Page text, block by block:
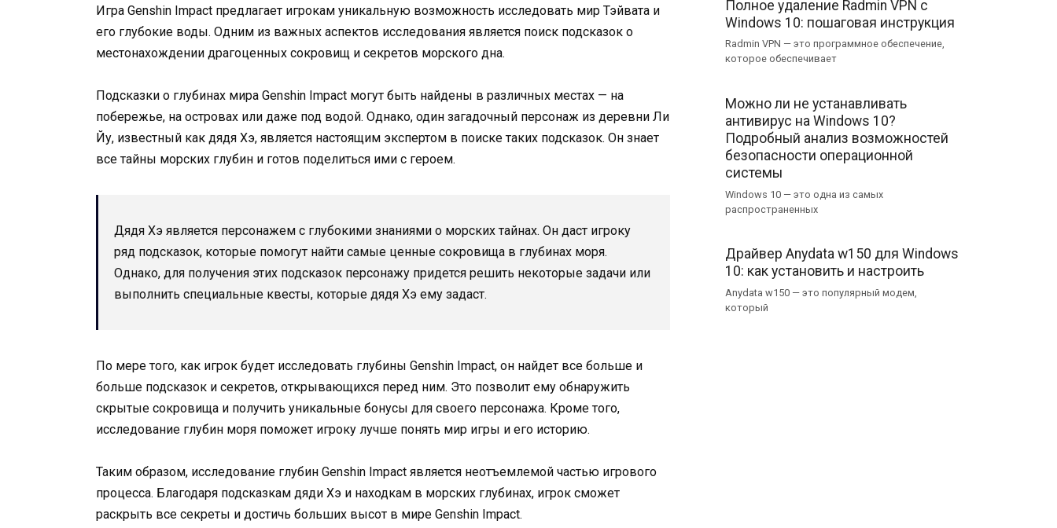
Игра Genshin Impact предлагает игрокам уникальную возможность исследовать мир Тэйвата и
его глубокие воды. Одним из важных аспектов исследования является поиск подсказок о
местонахождении драгоценных сокровищ и секретов морского дна.
Подсказки о глубинах мира Genshin Impact могут быть найдены в различных местах — на
побережье, на островах или даже под водой. Однако, один загадочный персонаж из деревни Ли
Йу, известный как дядя Хэ, является настоящим экспертом в поиске таких подсказок. Он знает
все тайны морских глубин и готов поделиться ими с героем.
Дядя Хэ является персонажем с глубокими знаниями о морских тайнах. Он даст игроку
ряд подсказок, которые помогут найти самые ценные сокровища в глубинах моря.
Однако, для получения этих подсказок персонажу придется решить некоторые задачи или
выполнить специальные квесты, которые дядя Хэ ему задаст.
По мере того, как игрок будет исследовать глубины Genshin Impact, он найдет все больше и
больше подсказок и секретов, открывающихся перед ним. Это позволит ему обнаружить
скрытые сокровища и получить уникальные бонусы для своего персонажа. Кроме того,
исследование глубин моря поможет игроку лучше понять мир игры и его историю.
Таким образом, исследование глубин Genshin Impact является неотъемлемой частью игрового
процесса. Благодаря подсказкам дяди Хэ и находкам в морских глубинах, игрок сможет
раскрыть все секреты и достичь больших высот в мире Genshin Impact.
Полное удаление Radmin VPN с
Windows 10: пошаговая инструкция
Radmin VPN — это программное обеспечение,
которое обеспечивает
Можно ли не устанавливать
антивирус на Windows 10?
Подробный анализ возможностей
безопасности операционной
системы
Windows 10 — это одна из самых
распространенных
Драйвер Anydata w150 для Windows
10: как установить и настроить
Anydata w150 — это популярный модем,
который